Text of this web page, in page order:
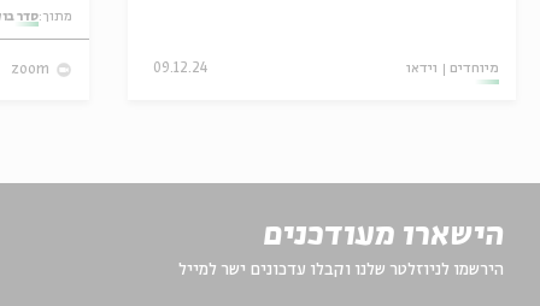
מיוחדים וידאו 09.12.24
מתוך:סדר
zoom
הישארו מעודכנים
הירשמו לניוזלטר שלנו וקבלו עדכונים ישר למייל